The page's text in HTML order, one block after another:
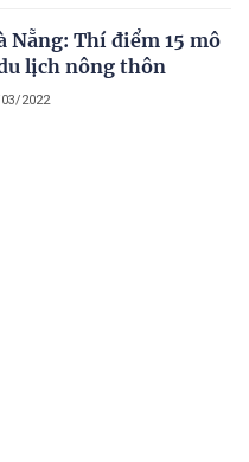
Nẵng: Thí điểm 15 mô
lịch nông thôn
2022